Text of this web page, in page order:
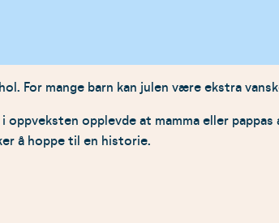
For mange barn kan julen være ekstra
opplevde at mamma eller
å hoppe til en historie.